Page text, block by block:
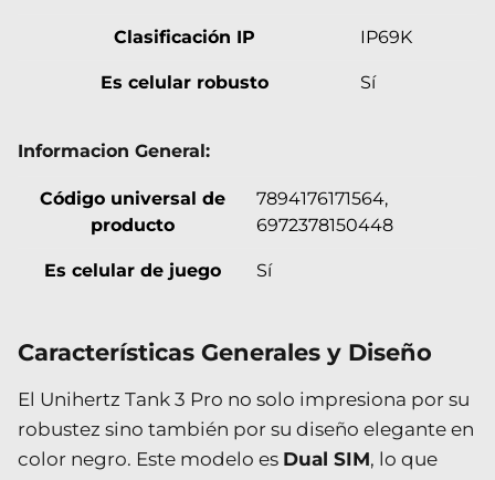
Clasificación IP IP69K
Es celular robusto Sí
Informacion General:
Código universal de
producto
7894176171564,
6972378150448
Es celular de juego Sí
Características Generales y Diseño
El Unihertz Tank 3 Pro no solo impresiona por su
robustez sino también por su diseño elegante en
color negro. Este modelo es Dual SIM, lo que